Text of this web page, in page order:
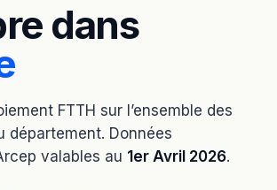
dans
FTTH sur l’ensemble des
département. Données
valables au 1er Avril 2026.